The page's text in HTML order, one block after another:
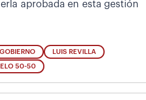
aprobada en esta gestión
GOBIERNO LUIS REVILLA
50-50